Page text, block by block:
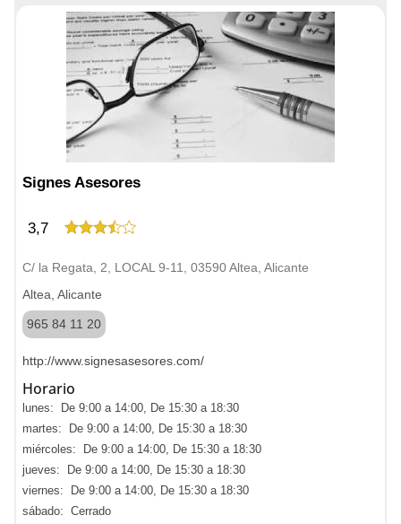
Signes Asesores
3,7
C/ la Regata, 2, LOCAL 9-11, 03590 Altea, Alicante
Altea, Alicante
965 84 11 20
http://www.signesasesores.com/
Horario
lunes: De 9:00 a 14:00, De 15:30 a 18:30
martes: De 9:00 a 14:00, De 15:30 a 18:30
miércoles: De 9:00 a 14:00, De 15:30 a 18:30
jueves: De 9:00 a 14:00, De 15:30 a 18:30
viernes: De 9:00 a 14:00, De 15:30 a 18:30
sábado: Cerrado